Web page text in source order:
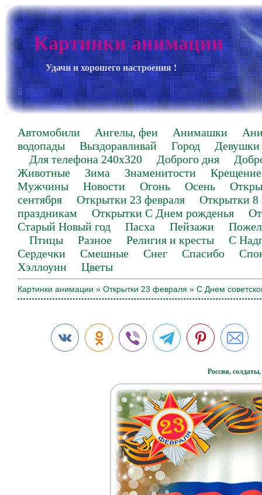
Картинки анимации
Удачи и хорошего настроения !
Автомобили Ангелы, феи Анимашки
водопады
Выздоравливай Город
Девушки
Для телефона 240х320
Доброго дня
Животные
Зима Знаменитости
Крещение
Мужчины
Новости Огонь Осень
сентября
Открытки 23 февраля
Открытки 8
праздникам
Открытки С Днем рожденья
Старый Новый год
Пасха Пейзажи
Птицы
Разное Религия и кресты
С
Сердечки
Смешные Снег Спасибо
Хэллоуин
Цветы
Картинки анимации » Открытки 23 февраля » C Днем
Россия,